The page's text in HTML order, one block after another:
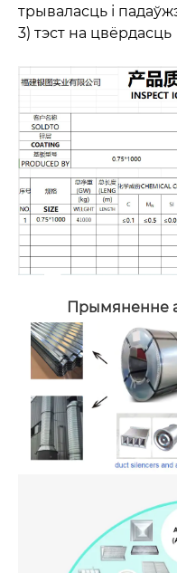
трываласць і
3) тэст на цвёрдасць
Прымяненне